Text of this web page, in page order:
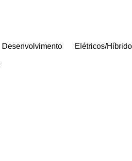
Desenvolvimento Elétricos/